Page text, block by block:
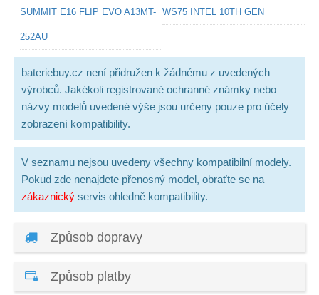
SUMMIT E16 FLIP EVO A13MT-
252AU
WS75 INTEL 10TH GEN
bateriebuy.cz není přidružen k žádnému z uvedených
výrobců. Jakékoli registrované ochranné známky nebo
názvy modelů uvedené výše jsou určeny pouze pro účely
zobrazení kompatibility.
V seznamu nejsou uvedeny všechny kompatibilní modely.
Pokud zde nenajdete přenosný model, obraťte se na
zákaznický servis ohledně kompatibility.
Způsob dopravy
Způsob platby